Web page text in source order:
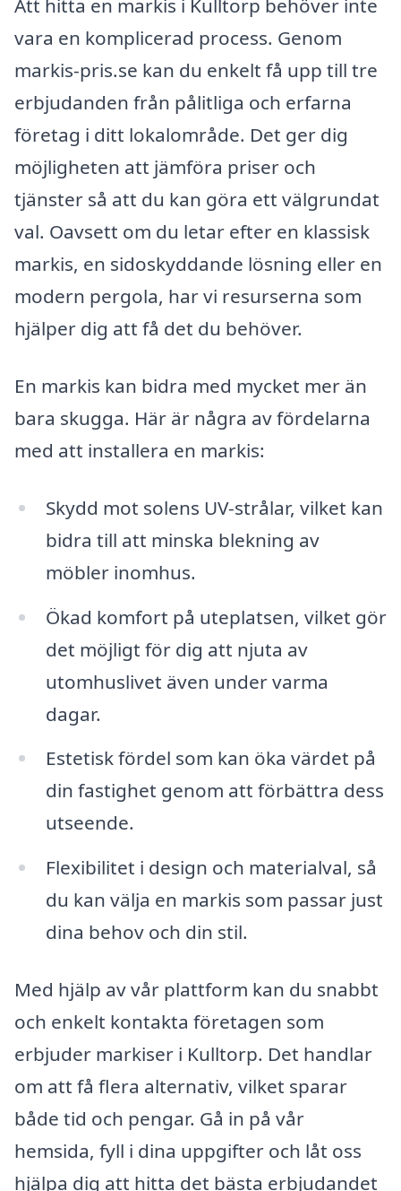
Att hitta en markis i Kulltorp behöver inte
vara en komplicerad process. Genom
markis-pris.se kan du enkelt få upp till tre
erbjudanden från pålitliga och erfarna
företag i ditt lokalområde. Det ger dig
möjligheten att jämföra priser och
tjänster så att du kan göra ett välgrundat
val. Oavsett om du letar efter en klassisk
markis, en sidoskyddande lösning eller en
modern pergola, har vi resurserna som
hjälper dig att få det du behöver.
En markis kan bidra med mycket mer än
bara skugga. Här är några av fördelarna
med att installera en markis:
Skydd mot solens UV-strålar, vilket kan
bidra till att minska blekning av
möbler inomhus.
Ökad komfort på uteplatsen, vilket gör
det möjligt för dig att njuta av
utomhuslivet även under varma
dagar.
Estetisk fördel som kan öka värdet på
din fastighet genom att förbättra dess
utseende.
Flexibilitet i design och materialval, så
du kan välja en markis som passar just
dina behov och din stil.
Med hjälp av vår plattform kan du snabbt
och enkelt kontakta företagen som
erbjuder markiser i Kulltorp. Det handlar
om att få flera alternativ, vilket sparar
både tid och pengar. Gå in på vår
hemsida, fyll i dina uppgifter och låt oss
hjälpa dig att hitta det bästa erbjudandet